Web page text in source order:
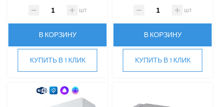
шт
В КОРЗИНУ
КУПИТЬ В 1 КЛИК
шт
В КОРЗИНУ
КУПИТЬ В 1 КЛИК